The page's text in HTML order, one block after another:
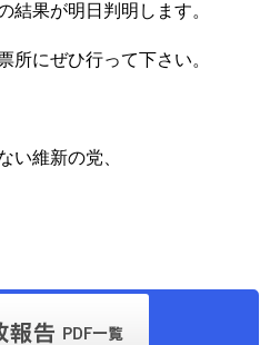
結果が明日判明します。
所にぜひ行って下さい。
い維新の党、